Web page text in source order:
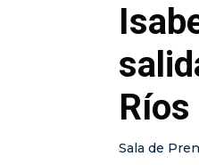
Ríos
Sala de